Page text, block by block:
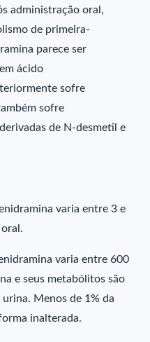
administração oral,
de primeira-
parece ser
ácido
sofre
sofre
de N-desmetil e
varia entre 3 e
varia entre 600
e seus metabólitos são
Menos de 1% da
inalterada.